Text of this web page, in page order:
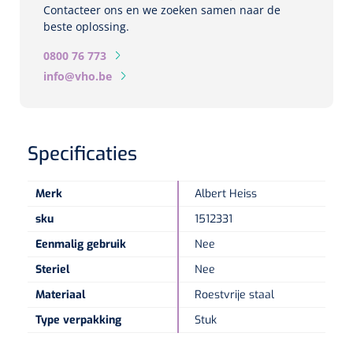
Fundus Cameras
Echo
Opties
Spleetlamp
Speculaire Microscopen
Optotypeschermen
Lasers
Contacteer ons en we zoeken samen naar de
beste oplossing.
0800 76 773
info@vho.be
Specificaties
Merk
Albert Heiss
sku
1512331
Eenmalig gebruik
Nee
Steriel
Nee
Materiaal
Roestvrije staal
Type verpakking
Stuk